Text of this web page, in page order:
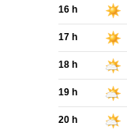
16 h
17 h
18 h
19 h
20 h